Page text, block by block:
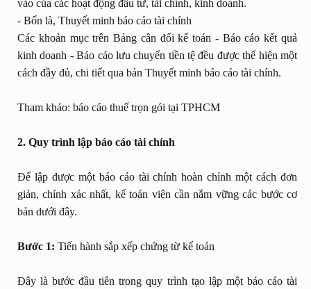
vào của các hoạt động đầu tư, tài chính, kinh doanh.
- Bốn là, Thuyết minh báo cáo tài chính
Các khoản mục trên Bảng cân đối kế toán - Báo cáo kết quả
kinh doanh - Báo cáo lưu chuyển tiền tệ đều được thể hiện một
cách đầy đủ, chi tiết qua bản Thuyết minh báo cáo tài chính.
Tham khảo: báo cáo thuế trọn gói tại TPHCM
2. Quy trình lập báo cáo tài chính
Để lập được một báo cáo tài chính hoàn chỉnh một cách đơn
giản, chính xác nhất, kế toán viên cần nắm vững các bước cơ
bản dưới đây.
Bước 1: Tiến hành sắp xếp chứng từ kế toán
Đây là bước đầu tiên trong quy trình tạo lập một báo cáo tài